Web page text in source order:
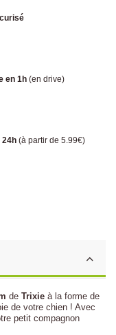
en 1h (en drive)
24h (à partir de 5.99€)
de Trixie à la forme de
de votre chien ! Avec
petit compagnon